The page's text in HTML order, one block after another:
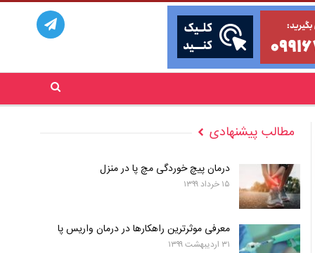
مطالب پیشنهادی
درمان پیچ خوردگی مچ پا در منزل
۱۵ خرداد ۱۳۹۹
معرفی موثرترین راهکارها در درمان واریس پا
۳۱ اردیبهشت ۱۳۹۹